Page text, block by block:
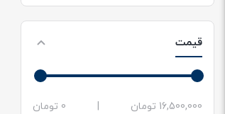
هارد دیسک اینترنال
قیمت
حداقل
حداکثر
0 تومان 16,500,000 تومان